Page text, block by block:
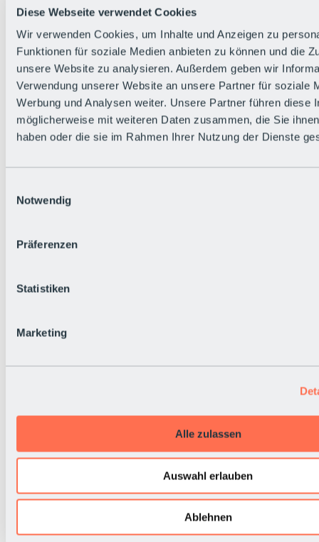
Diese Webseite verwendet Cookies
Wir verwenden Cookies, um Inhalte und Anzeigen zu
Funktionen für soziale Medien anbieten zu können und die
unsere Website zu analysieren. Außerdem geben wir
Verwendung unserer Website an unsere Partner für soziale
Werbung und Analysen weiter. Unsere Partner führen diese
möglicherweise mit weiteren Daten zusammen, die Sie
haben oder die sie im Rahmen Ihrer Nutzung der Dienste
Notwendig
Präferenzen
Statistiken
Marketing
Alle zulassen
Auswahl erlauben
Ablehnen
Bürger:in werden
Bikepark-Rules
Bikepark-Partnerschaften
Nachhaltigkeit in der BRS
Bikepark & Tickets
Zurück